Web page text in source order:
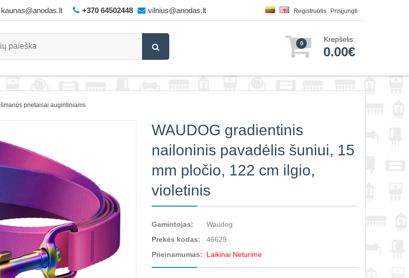
kaunas@anodas.lt +370 64502448 vilnius@anodas.lt Registruotis Prisijungti
0 Krepšelis:
0.00€
Išmanūs prietaisai augintiniams
WAUDOG gradientinis
nailoninis pavadėlis šuniui, 15
mm pločio, 122 cm ilgio,
violetinis
Gamintojas:
Waudog
Prekės kodas:
46629
Prieinamumas:
Laikinai Neturime